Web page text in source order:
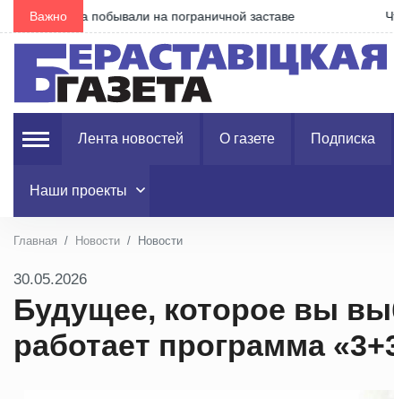
Важно Что изменилось в правилах получения пособия
Лента новостей О газете Подписка
Наши проекты
Главная Новости Новости
30.05.2026
Будущее, которое вы
работает программа